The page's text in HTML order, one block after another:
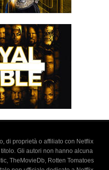
di proprietà o affiliato con Netflix
Gli autori non hanno alcuna
TheMovieDb, Rotten Tomatoes